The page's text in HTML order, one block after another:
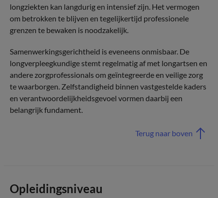
longziekten kan langdurig en intensief zijn. Het vermogen
om betrokken te blijven en tegelijkertijd professionele
grenzen te bewaken is noodzakelijk.
Samenwerkingsgerichtheid is eveneens onmisbaar. De
longverpleegkundige stemt regelmatig af met longartsen en
andere zorgprofessionals om geïntegreerde en veilige zorg
te waarborgen. Zelfstandigheid binnen vastgestelde kaders
en verantwoordelijkheidsgevoel vormen daarbij een
belangrijk fundament.
Terug naar boven
Opleidingsniveau